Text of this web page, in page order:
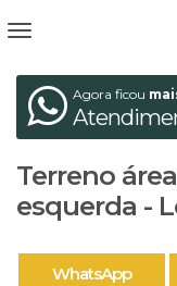
Agora ficou
Terreno
esquerda -
WhatsApp